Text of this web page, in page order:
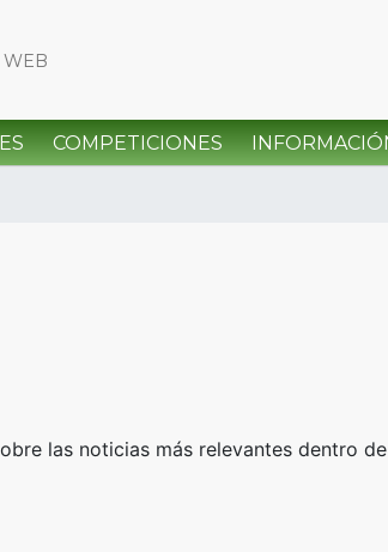
WEB
COMPETICIONES
las noticias más relevantes dentro